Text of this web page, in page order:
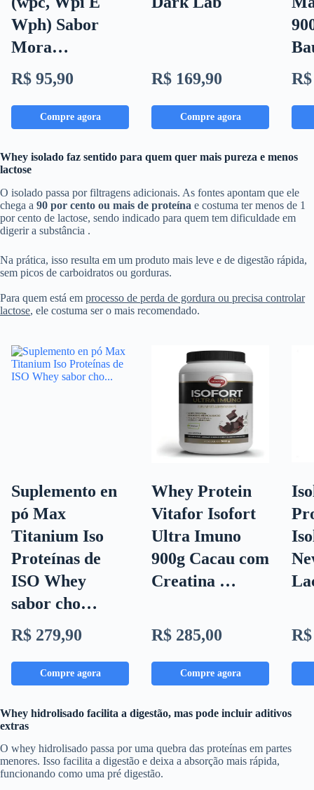
Wph) Sabor
Mora…
R$ 95,90
Compre agora
R$ 169,90
Compre agora
Whey isolado faz sentido para quem quer mais pureza e menos
lactose
O isolado passa por filtragens adicionais. As fontes apontam que ele
chega a 90 por cento ou mais de proteína e costuma ter menos de 1
por cento de lactose, sendo indicado para quem tem dificuldade em
digerir a substância .
Na prática, isso resulta em um produto mais leve e de digestão rápida,
sem picos de carboidratos ou gorduras.
Para quem está em processo de perda de gordura ou precisa controlar
lactose, ele costuma ser o mais recomendado.
Suplemento en
pó Max
Titanium Iso
Proteínas de
ISO Whey
sabor cho…
R$ 279,90
Compre agora
Whey Protein
Vitafor Isofort
Ultra Imuno
900g Cacau com
Creatina …
R$ 285,00
Compre agora
Whey hidrolisado facilita a digestão, mas pode incluir aditivos
extras
O whey hidrolisado passa por uma quebra das proteínas em partes
menores. Isso facilita a digestão e deixa a absorção mais rápida,
funcionando como uma pré digestão.